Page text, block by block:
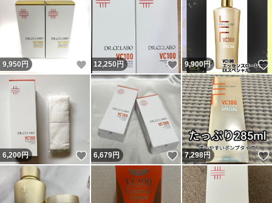
9,950 円 いいね！
12,250円 いいね！
9,900円
6,200円 いいね！
6,679円 いいね！
7,298円